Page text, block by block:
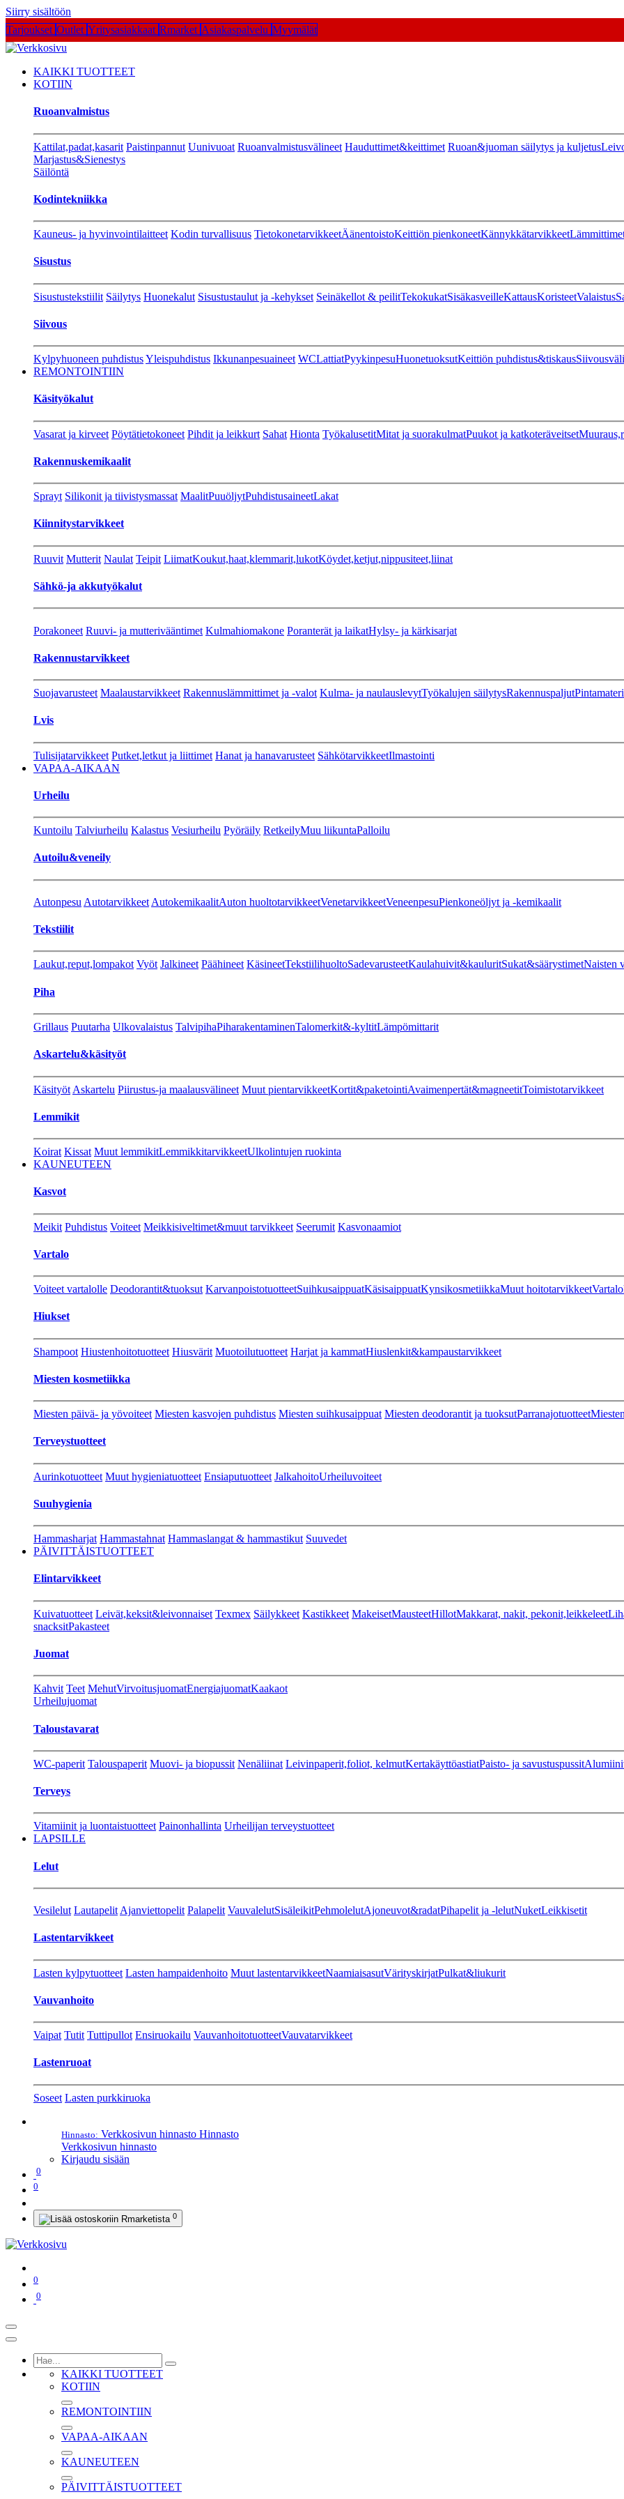
Siirry sisältöön
Tarjoukset Outlet Yritysasiakkaat Rmarket Asiakaspalvelu Myymälät
KAIKKI TUOTTEET
KOTIIN
Ruoanvalmistus
Kattilat,padat,kasarit Paistinpannut Uunivuoat Ruoanvalmistusvälineet Hauduttimet&keittimet Ruoan&juoman säilytys ja kuljetus
Marjastus&Sienestys
Säilöntä
Kodintekniikka
Kauneus- ja hyvinvointilaitteet Kodin turvallisuus TietokonetarvikkeetÄänentoistoKeittiön pienkoneetKännykkätarvikkeet
Sisustus
Sisustustekstiilit Säilytys Huonekalut Sisustustaulut ja -kehykset Seinäkellot & peilitTekokukatSisäkasveilleKattausKoristeetValaistus
Siivous
Kylpyhuoneen puhdistusYleispuhdistus Ikkunanpesuaineet WCLattiatPyykinpesuHuonetuoksutKeittiön puhdistus&tiskaus
REMONTOINTIIN
Käsityökalut
Vasarat ja kirveet Pöytätietokoneet Pihdit ja leikkurt Sahat Hionta TyökalusetitMitat ja suorakulmatPuukot ja katkoteräveitset
Rakennuskemikaalit
Sprayt Silikonit ja tiivistysmassat MaalitPuuöljytPuhdistusaineetLakat
Kiinnitystarvikkeet
Ruuvit Mutterit Naulat Teipit LiimatKoukut,haat,klemmarit,lukotKöydet,ketjut,nippusiteet,liinat
Sähkö-ja akkutyökalut
Porakoneet Ruuvi- ja mutterivääntimet Kulmahiomakone Poranterät ja laikatHylsy- ja kärkisarjat
Rakennustarvikkeet
Suojavarusteet Maalaustarvikkeet Rakennuslämmittimet ja -valot Kulma- ja naulauslevytTyökalujen säilytysRakennuspaljut
Lvis
Tulisijatarvikkeet Putket,letkut ja liittimet Hanat ja hanavarusteet SähkötarvikkeetIlmastointi
VAPAA-AIKAAN
Urheilu
Kuntoilu Talviurheilu Kalastus Vesiurheilu Pyöräily RetkeilyMuu liikuntaPalloilu
Autoilu&veneily
Autonpesu Autotarvikkeet AutokemikaalitAuton huoltotarvikkeetVenetarvikkeetVeneenpesuPienkoneöljyt ja -kemikaalit
Tekstiilit
Laukut,reput,lompakot Vyöt Jalkineet Päähineet KäsineetTekstiilihuoltoSadevarusteetKaulahuivit&kauluritSukat&säärystimetNaisten
Piha
Grillaus Puutarha Ulkovalaistus TalvipihaPiharakentaminenTalomerkit&-kyltitLämpömittarit
Askartelu&käsityöt
Käsityöt Askartelu Piirustus-ja maalausvälineet Muut pientarvikkeetKortit&paketointiAvaimenpertät&magneetitToimistotarvikkeet
Lemmikit
Koirat Kissat Muut lemmikitLemmikkitarvikkeetUlkolintujen ruokinta
KAUNEUTEEN
Kasvot
Meikit Puhdistus Voiteet Meikkisiveltimet&muut tarvikkeet Seerumit Kasvonaamiot
Vartalo
Voiteet vartalolle Deodorantit&tuoksut KarvanpoistotuotteetSuihkusaippuatKäsisaippuatKynsikosmetiikkaMuut hoitotarvikkeet
Hiukset
Shampoot Hiustenhoitotuotteet Hiusvärit Muotoilutuotteet Harjat ja kammatHiuslenkit&kampaustarvikkeet
Miesten kosmetiikka
Miesten päivä- ja yövoiteet Miesten kasvojen puhdistus Miesten suihkusaippuat Miesten deodorantit ja tuoksutParranajotuotteet
Terveystuotteet
Aurinkotuotteet Muut hygieniatuotteet Ensiaputuotteet JalkahoitoUrheiluvoiteet
Suuhygienia
Hammasharjat Hammastahnat Hammaslangat & hammastikut Suuvedet
PÄIVITTÄISTUOTTEET
Elintarvikkeet
Kuivatuotteet Leivät,keksit&leivonnaiset Texmex Säilykkeet Kastikkeet MakeisetMausteetHillotMakkarat, nakit, pekonit,leikkeleet
snacksitPakasteet
Juomat
Kahvit Teet MehutVirvoitusjuomatEnergiajuomatKaakaot
Urheilujuomat
Taloustavarat
WC-paperit Talouspaperit Muovi- ja biopussit Nenäliinat Leivinpaperit,foliot, kelmutKertakäyttöastiatPaisto- ja savustuspussit
Terveys
Vitamiinit ja luontaistuotteet Painonhallinta Urheilijan terveystuotteet
LAPSILLE
Lelut
Vesilelut Lautapelit Ajanviettopelit Palapelit VauvalelutSisäleikitPehmolelutAjoneuvot&radatPihapelit ja -lelutNuketLeikkisetit
Lastentarvikkeet
Lasten kylpytuotteet Lasten hampaidenhoito Muut lastentarvikkeetNaamiaisasutVärityskirjatPulkat&liukurit
Vauvanhoito
Vaipat Tutit Tuttipullot Ensiruokailu VauvanhoitotuotteetVauvatarvikkeet
Lastenruoat
Soseet Lasten purkkiruoka
Hinnasto: Verkkosivun hinnasto Hinnasto
Verkkosivun hinnasto
Kirjaudu sisään
0
0
0
0
0
KAIKKI TUOTTEET
KOTIIN
REMONTOINTIIN
VAPAA-AIKAAN
KAUNEUTEEN
PÄIVITTÄISTUOTTEET